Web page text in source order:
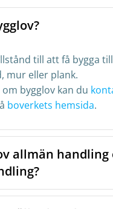
till att få bygga
mur eller plank.
bygglov kan du
boverkets hemsida.
allmän